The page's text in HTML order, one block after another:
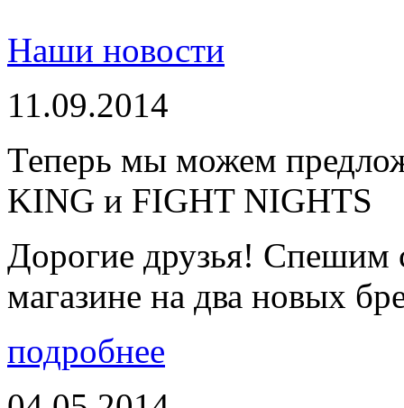
Наши новости
11.09.2014
Теперь мы можем
KING и FIGHT NIGHTS
Дорогие друзья! Спешим
магазине на два новых
подробнее